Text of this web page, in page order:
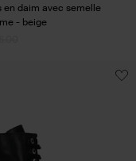
en daim avec semelle
- beige